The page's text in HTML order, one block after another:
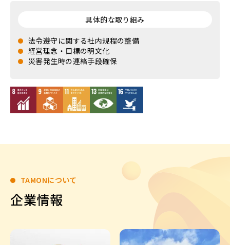
具体的な取り組み
法令遵守に関する社内規程の整備
経営理念・目標の明文化
災害発生時の連絡手段確保
TAMONについて
企業情報